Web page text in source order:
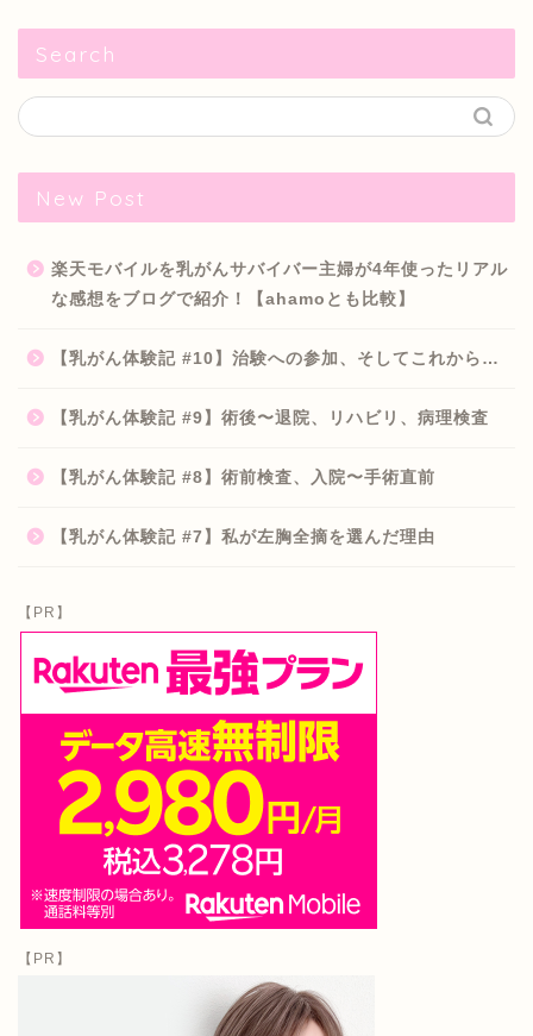
Search
New Post
楽天モバイルを乳がんサバイバー主婦が4年使ったリアル
な感想をブログで紹介！【ahamoとも比較】
【乳がん体験記 #10】治験への参加、そしてこれから…
【乳がん体験記 #9】術後〜退院、リハビリ、病理検査
【乳がん体験記 #8】術前検査、入院〜手術直前
【乳がん体験記 #7】私が左胸全摘を選んだ理由
【PR】
【PR】